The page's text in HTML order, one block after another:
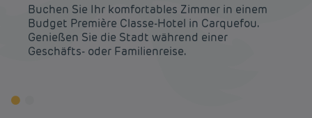
Buchen Sie Ihr komfortables Zimmer in einem
Budget Première Classe-Hotel in Carquefou.
Genießen Sie die Stadt während einer
Geschäfts- oder Familienreise.